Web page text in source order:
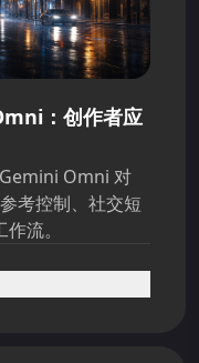
：创作者应
Omni 对
考控制、社交短
流。